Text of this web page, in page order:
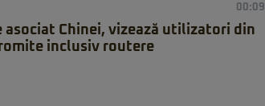
00:09
asociat Chinei, vizează utilizatori din
inclusiv routere